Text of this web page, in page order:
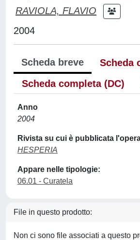
RAVIOLA, FLAVIO
2004
Scheda breve
Scheda
Scheda completa (DC)
Anno
2004
Rivista su cui è pubblicata
HESPERIA
Appare nelle tipologie:
06.01 - Curatela
File in questo prodotto:
Non ci sono file associati a questo